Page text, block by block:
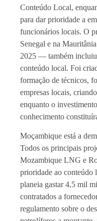
Conteúdo Local,
para dar prioridade a
funcionários locais. O
Senegal e na
2025 — também incluiu
conteúdo local. Foi
formação de técnicos,
empresas locais,
enquanto o
conhecimento
Moçambique está a
Todos os principais
Mozambique LNG e
prioridade ao
planeia gastar 4,5 mil
contratados a
regulamento sobre o